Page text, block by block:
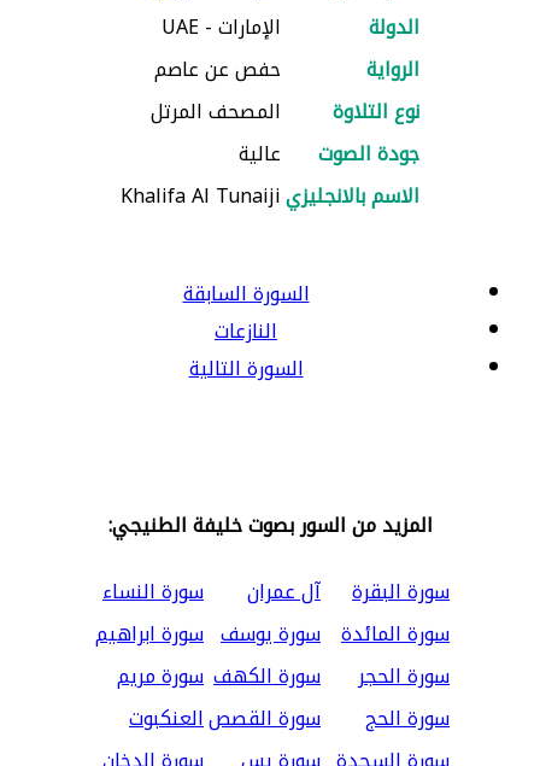
الدولة
الإمارات - UAE
الرواية
حفص عن عاصم
نوع التلاوة
المصحف المرتل
جودة الصوت
عالية
الاسم بالانجليزيKhalifa Al Tunaiji
السورة السابقة
النازعات
السورة التالية
المزيد من السور بصوت خليفة الطنيجي:
سورة البقرة
آل عمران
سورة النساء
سورة المائدة سورة يوسف سورة ابراهيم
سورة الحجر
سورة الكهف سورة مريم
سورة الحج
سورة القصصالعنكبوت